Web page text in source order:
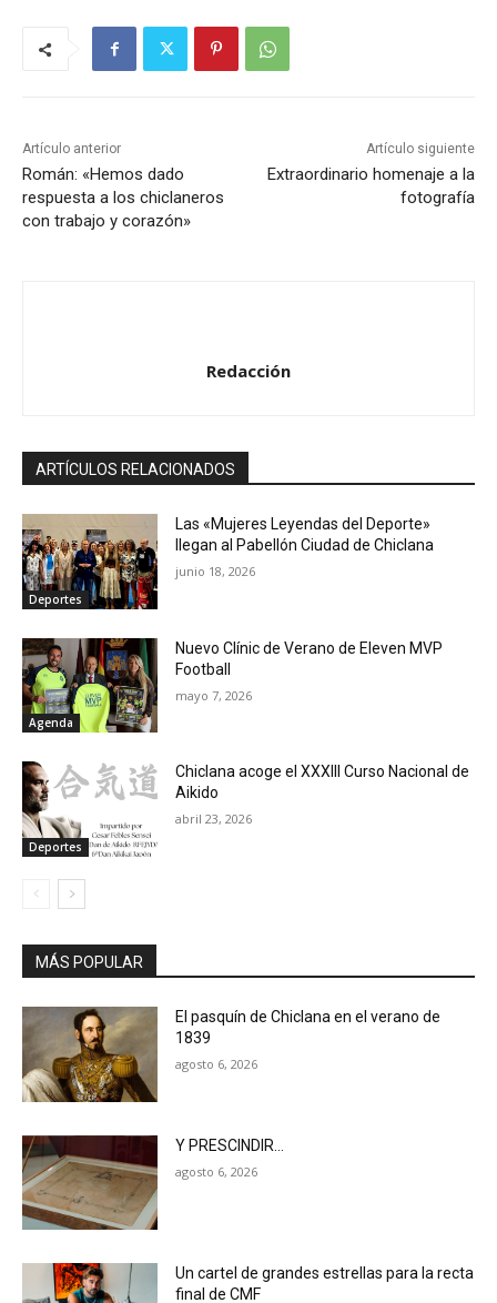
Artículo anterior
Román: «Hemos dado
respuesta a los chiclaneros
con trabajo y corazón»
Artículo siguiente
Extraordinario homenaje a la
fotografía
Redacción
ARTÍCULOS RELACIONADOS
Deportes
Las «Mujeres Leyendas del Deporte»
llegan al Pabellón Ciudad de Chiclana
junio 18, 2026
Agenda
Nuevo Clínic de Verano de Eleven MVP
Football
mayo 7, 2026
Deportes
Chiclana acoge el XXXIII Curso Nacional de
Aikido
abril 23, 2026
MÁS POPULAR
El pasquín de Chiclana en el verano de
1839
agosto 6, 2026
Y PRESCINDIR…
agosto 6, 2026
Un cartel de grandes estrellas para la recta
final de CMF